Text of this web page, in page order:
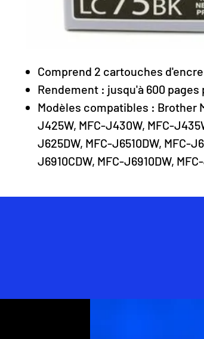
Comprend 2 cartouches
Rendement : jusqu'à 600
Modèles compatibles : Brother
J425W, MFC-J430W, MFC-
J625DW, MFC-J6510DW, MFC-
J6910CDW, MFC-J6910DW,